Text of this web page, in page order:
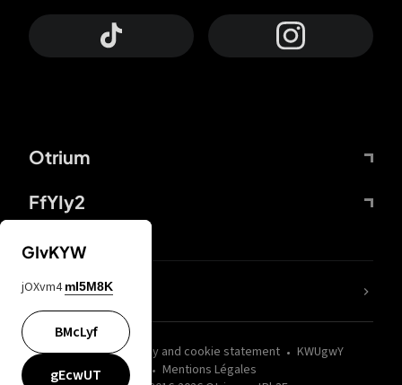
Otrium
FfYIy2
wZQPfd Privacy and cookie statement
KWUgwY
Mentions Légales
nLC6tu
GIvKYW
jOXvm4 mI5M8K
BMcLyf
gEcwUT